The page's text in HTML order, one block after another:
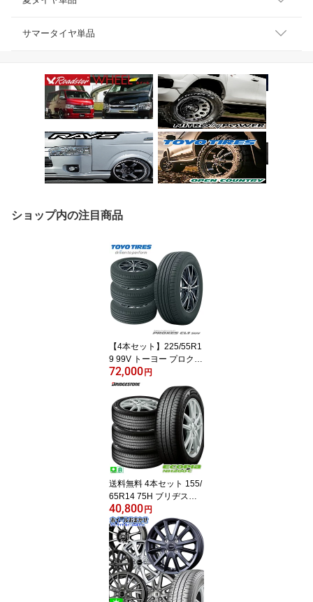
サマータイヤ単品
ショップ内の注目商品
【4本セット】225/55R1
9 99V トーヨー プロクセ
ス CL1 SUV TOYO TIRE
S PROXES CL1 SUV 新
品 国産 サマータイヤ 単
品
72,000 円
送料無料 4本セット 155/
65R14 75H ブリヂスト
ン エコピア NH200 BRI
DGESTONE ECOPIA NH
200 14インチ 新品 サマ
ータイヤ 国産 正規品 夏
タイヤ 低燃費タイヤ
40,800 円